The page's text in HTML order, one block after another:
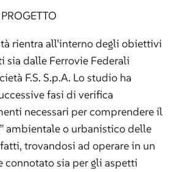
rientra all’interno degli obiettivi
dalle Ferrovie Federali
F.S. S.p.A. Lo studio ha
fasi di verifica
necessari per comprendere il
ambientale o urbanistico delle
trovandosi ad operare in un
connotato sia per gli aspetti